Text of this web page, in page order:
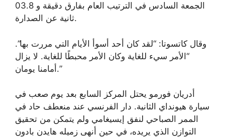
الجمعة السادس في الترتيب العام بفارق دقيقة و 03.8
ثانية عن الصدارة.
وقال كاتسوتا: “لقد كان أحد أسوأ الأيام التي مررت بها”.
“الأمر سيء للغاية وكان الأمر محبطًا للغاية. لا يزال
أمامنا يومان.”
أدريان فورمو يحتل المركز السابع بعد يوم صعب في
سيارة هيونداي الثانية. دار الفرنسي عند منعطف حاد في
الممر الصباحي لنفق إيسيغامي ولم يتمكن من تحقيق
التوازن الذي يريده، في حين أنهى زميله هايدن بادون